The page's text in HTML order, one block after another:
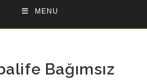
MENU
Bağımsız